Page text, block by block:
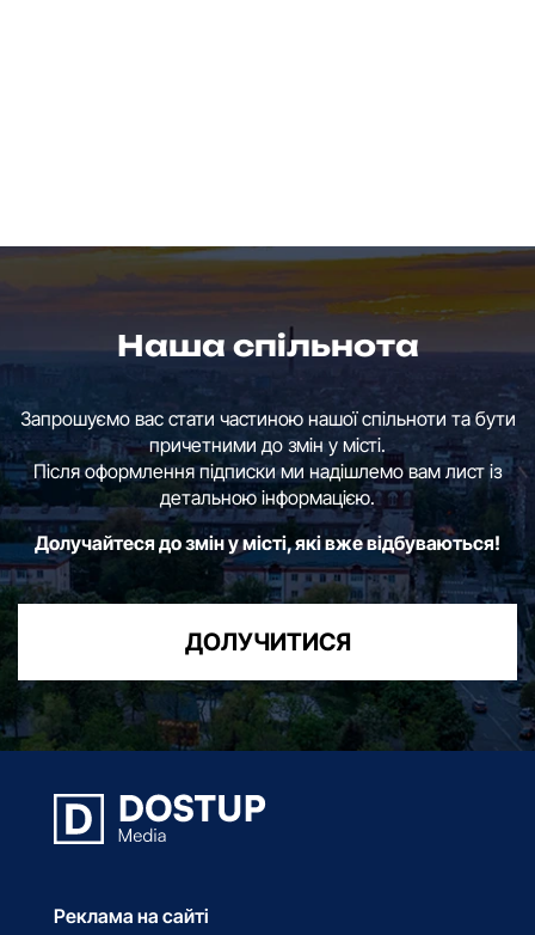
Наша спільнота
Запрошуємо вас стати частиною нашої спільноти та бути
причетними до змін у місті.
Після оформлення підписки ми надішлемо вам лист із
детальною інформацією.
Долучайтеся до змін у місті, які вже відбуваються!
ДОЛУЧИТИСЯ
Реклама на сайті